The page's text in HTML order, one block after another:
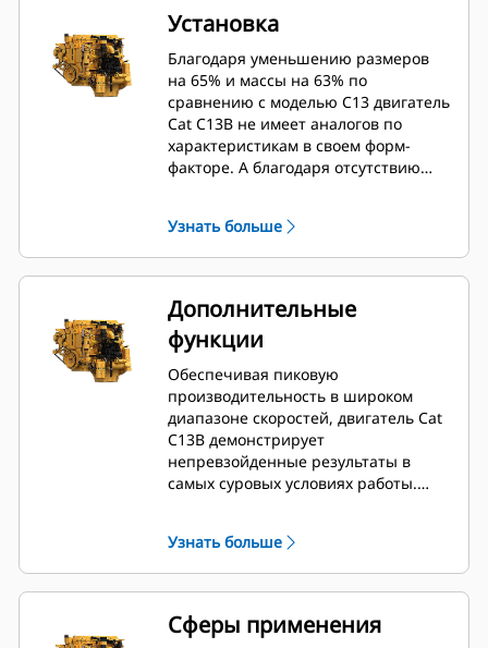
Установка
Благодаря уменьшению размеров
на 65% и массы на 63% по
сравнению с моделью C13 двигатель
Cat C13B не имеет аналогов по
характеристикам в своем форм-
факторе. А благодаря отсутствию
установки, экономя время и
сокращая расходы.
Узнать больше
Дополнительные
функции
Обеспечивая пиковую
производительность в широком
диапазоне скоростей, двигатель Cat
C13B демонстрирует
непревзойденные результаты в
самых суровых условиях работы.
сравнению с предыдущей моделью
двигатель C13B как никогда готов к
решению сложных задач, с
которыми операторы сталкиваются
каждый день.
Узнать больше
Сферы применения